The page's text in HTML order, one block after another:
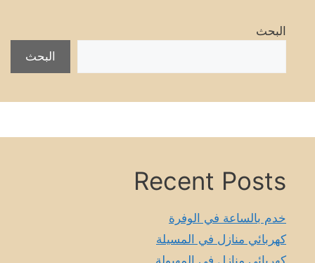
البحث
البحث
Recent Posts
خدم بالساعة في الوفرة
كهربائي منازل في المسيلة
كهربائي منازل في المهبولة